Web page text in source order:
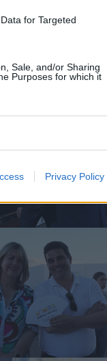
for Targeted
Sale, and/or Sharing
Purposes for which it
Privacy Policy
região.